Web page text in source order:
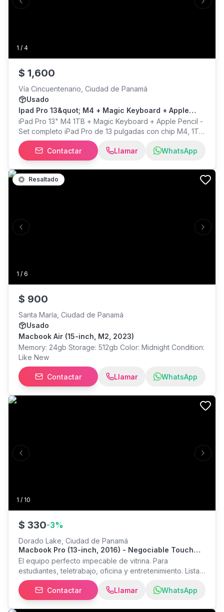
1 / 4
Previous slide Next
$ 1,600
Vía Cincuentenario, Ciudad de Panamá
Usado
Ipad Pro 13&quot; M4 + Magic Keyboard + Apple
Pencil
iPad Pro 13" M4 1TB + Magic Keyboard + Apple Pencil -
Set completo iPad Pro de 13 pulgadas con chip M4, 1TB
de almacenamiento, incluye Magic Keyboard original de
Apple y Apple Pencil. Buen estado, uso normal, listo
para usar desde el primer día. Incluye caja original del
iPad. Perfecto para estudiantes de diseño,
profesionales creativos o cualquiera que busque
Contactar Llamar WhatsApp
1 / 6
Previous slide Next
Resaltado
$ 900
Santa María, Ciudad de Panamá
Usado
Macbook Air (15-inch, M2, 2023)
Memory: 24gb Storage: 512gb Color: Midnight Condition:
Like New
Contactar Llamar WhatsApp
1 / 10
Previous slide Next
$ 330-3%
Dorado Lake, Ciudad de Panamá
Macbook Pro (13-inch, 2016) - Negociable Touch
Bar Impecable, ¡como Nueva!
El equipo perfecto impecable de vitrina. Para
estudiantes, teletrabajo, oficina y entretenimiento. Lista
para usar con un paquete completo de accesorios
originales y de alta calidad. Especificaciones técnicas:
Procesador: Intel Core i5 dual-core a 2.9 GHz Memoria
Contactar Llamar WhatsApp